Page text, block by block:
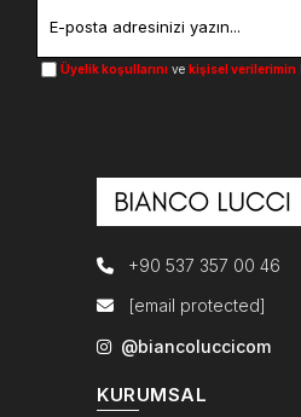
Üyelik koşullarını ve kişisel verilerimin
+90 537 357 00 46
[email protected]
@biancoluccicom
KURUMSAL